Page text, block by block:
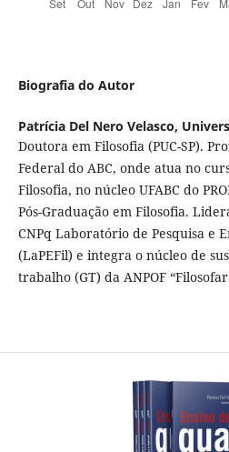
Biografia do Autor
Patrícia Del Nero Velasco,
Doutora em Filosofia (PUC-SP).
Federal do ABC, onde atua no
Filosofia, no núcleo UFABC do
Pós-Graduação em Filosofia.
CNPq Laboratório de Pesquisa e
(LaPEFil) e integra o núcleo de
trabalho (GT) da ANPOF